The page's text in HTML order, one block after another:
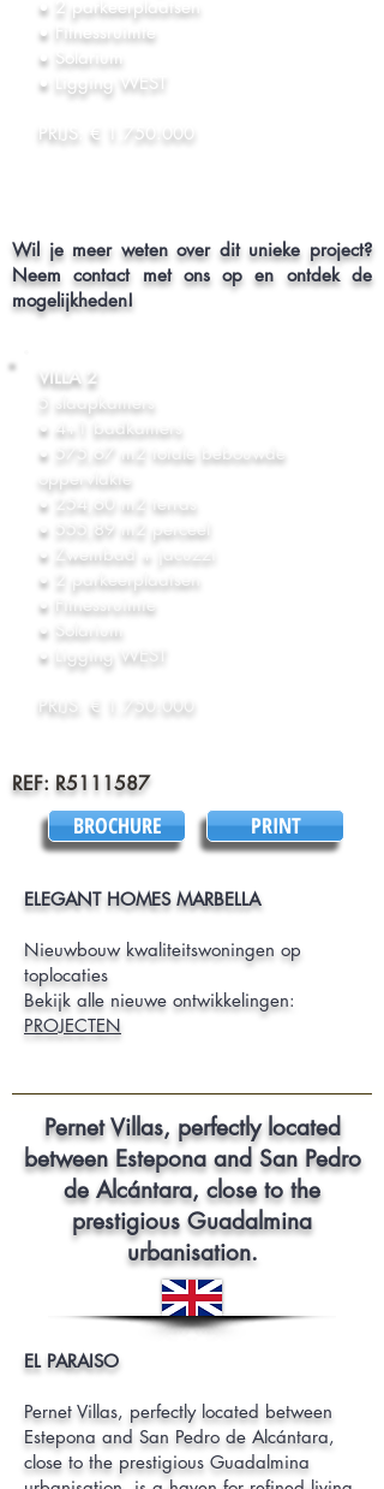
Wil je meer weten over dit unieke project?
Neem contact met ons op en ontdek de
mogelijkheden!
• 2 parkeerplaatsen
• Fitnessruimte
• Solarium
• Ligging WEST
PRIJS: € 1.750.000
VILLA 2
5 slaapkamers
• 4+1 badkamers
• 575,67 m2 totale bebouwde
oppervlakte
• 254,60 m2 terras
• 555,89 m2 perceel
• Zwembad + jacuzzi
• 2 parkeerplaatsen
• Fitnessruimte
• Solarium
• Ligging WEST
PRIJS: € 1.750.000
REF: R5111587
BROCHURE PRINT
ELEGANT HOMES MARBELLA
Nieuwbouw kwaliteitswoningen op
toplocaties
Bekijk alle nieuwe ontwikkelingen:
PROJECTEN
Pernet Villas, perfectly located
between Estepona and San Pedro
de Alcántara, close to the
prestigious Guadalmina
urbanisation.
EL PARAISO
Pernet Villas, perfectly located between
Estepona and San Pedro de Alcántara,
close to the prestigious Guadalmina